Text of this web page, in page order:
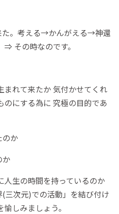
た。考える→かんがえる→神還
その時なのです。
まれて来たか 気付かせてくれ
のにする為に 究極の目的であ
のか
か
人生の時間を持っているのか
(三次元)での活動」を結び付け
しみましょう。